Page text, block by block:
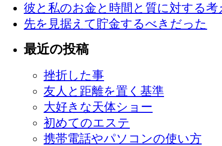
彼と私のお金と時間と質に対する考
先を見据えて貯金するべきだった
最近の投稿
挫折した事
友人と距離を置く基準
大好きな天体ショー
初めてのエステ
携帯電話やパソコンの使い方